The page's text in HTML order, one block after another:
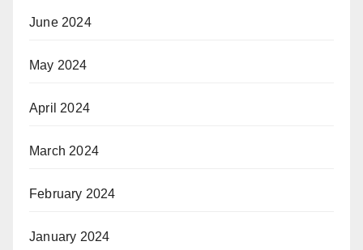
June 2024
May 2024
April 2024
March 2024
February 2024
January 2024